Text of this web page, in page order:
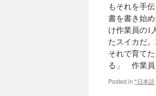
もそれを手
書を書き始
け作業員の1
たスイカだ
それで育て
る」 作業員
Posted in *日本語